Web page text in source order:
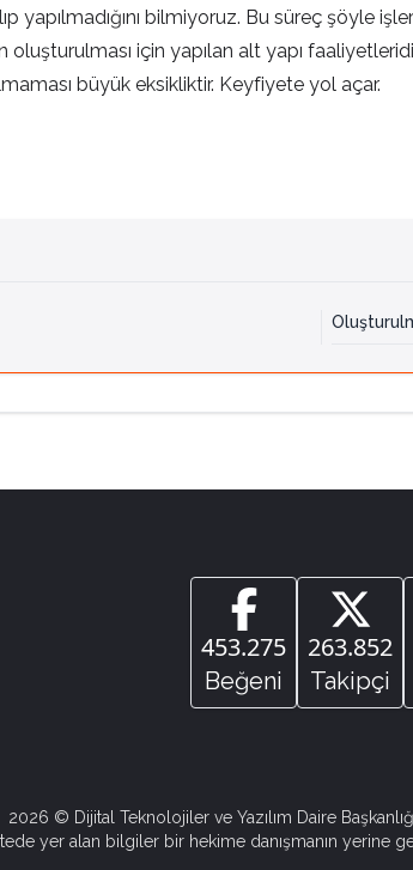
yapılmadığını bilmiyoruz. Bu süreç şöyle
oluşturulması için yapılan alt yapı
büyük eksikliktir. Keyfiyete yol açar.
453.275
Beğeni
263.852
Takipçi
2026 © Dijital Teknolojiler ve Yazılım Daire
yer alan bilgiler bir hekime danışmanın yerine